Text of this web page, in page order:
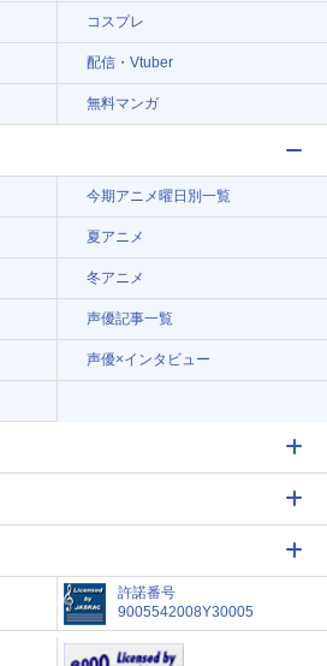
コスプレ
配信・Vtuber
無料マンガ
今期アニメ曜日別一覧
夏アニメ
冬アニメ
声優記事一覧
声優×インタビュー
許諾番号
9005542008Y30005